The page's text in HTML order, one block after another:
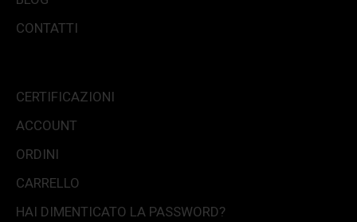
CONTATTI
CERTIFICAZIONI
ACCOUNT
ORDINI
CARRELLO
HAI DIMENTICATO LA PASSWORD?